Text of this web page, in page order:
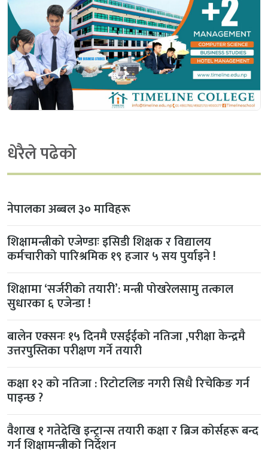
धेरैले पढेको
नेपालका अब्बल ३० माविहरू
शिक्षामन्त्रीको एजेण्डाः इसिडी शिक्षक र विद्यालय
कर्मचारीको पारिश्रमिक १९ हजार ५ सय पुर्याइने !
शिक्षामा ‘सर्जरीको तयारी’: मन्त्री पोखरेलसामु तत्काल
सुधारका ६ एजेन्डा !
बालेन एक्सनः १५ दिनमै एसईईको नतिजा ,परीक्षा केन्द्रमै
उत्तरपुस्तिका परीक्षण गर्ने तयारी
कक्षा १२ को नतिजा : रिटोटलिङ नगरी सिधै रिचेकिङ गर्न
पाइन्छ ?
वैशाख १ गतेदेखि इन्ट्रान्स तयारी कक्षा र ब्रिज कोर्सहरू बन्द
गर्न शिक्षामन्त्रीको निर्देशन